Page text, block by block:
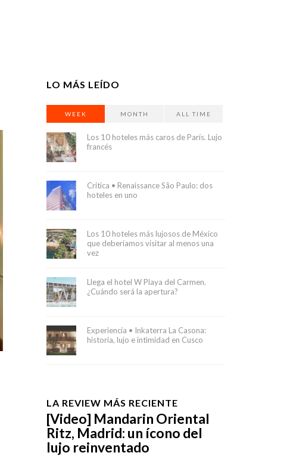
LO MÁS LEÍDO
WEEK MONTH ALL TIME
Los 10 hoteles más caros de París. Lujo
francés
Crítica • Renaissance São Paulo: dos
hoteles en uno
Los 10 hoteles más lujosos de México
que deberíamos visitar al menos una
vez
Llega el hotel W Playa del Carmen.
¿Cuándo será la apertura?
Experiencia • Inkaterra La Casona:
historia, lujo e intimidad en Cusco
LA REVIEW MÁS RECIENTE
[Video] Mandarin Oriental
Ritz, Madrid: un ícono del
lujo reinventado